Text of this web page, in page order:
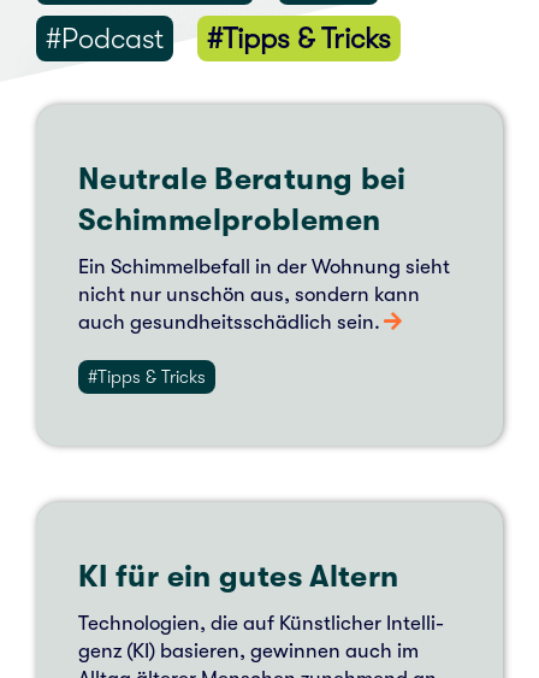
#Pod­cast
#Tipps & Tricks
Neu­tra­le Bera­tung bei
Schim­mel­pro­ble­men
Ein Schim­mel­be­fall in der Woh­nung sieht
nicht nur unschön aus, son­dern kann
auch gesund­heits­schäd­lich sein.
#Tipps & Tricks
KI für ein gutes Altern
Tech­no­lo­gien, die auf Künst­li­cher Intel­li­
genz (KI) basie­ren, gewin­nen auch im